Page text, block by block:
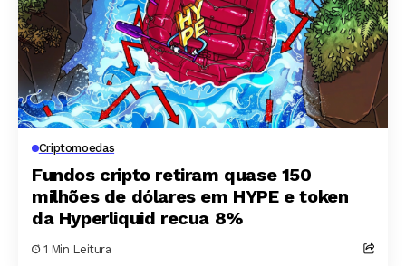
Criptomoedas
Fundos cripto retiram quase 150
milhões de dólares em HYPE e token
da Hyperliquid recua 8%
1 Min Leitura